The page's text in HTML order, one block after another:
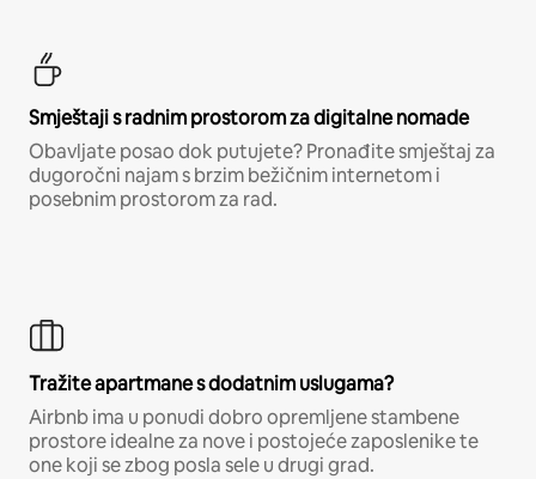
Smještaji s radnim prostorom za digitalne nomade
Obavljate posao dok putujete? Pronađite smještaj za
dugoročni najam s brzim bežičnim internetom i
posebnim prostorom za rad.
Tražite apartmane s dodatnim uslugama?
Airbnb ima u ponudi dobro opremljene stambene
prostore idealne za nove i postojeće zaposlenike te
one koji se zbog posla sele u drugi grad.